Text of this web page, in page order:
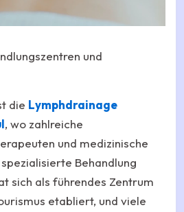
und
die Lymphdrainage
, wo zahlreiche
und medizinische
Behandlung
sich als führendes Zentrum
etabliert, und viele